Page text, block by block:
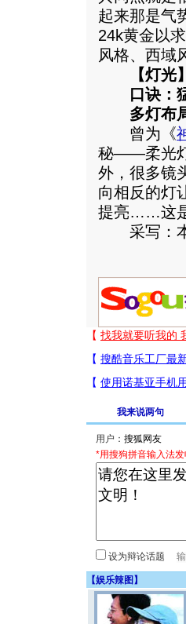
起来那是气
24k黄金以
风格、西域
【灯光】
口诀：猛
多灯布
曾为《
秘——柔光灯
外，很多镜
向相反的灯
提亮……这是
采写：
我来说两句
用户：
*用搜狗拼音输入法
设为辩论话题
【娱乐辣图 】